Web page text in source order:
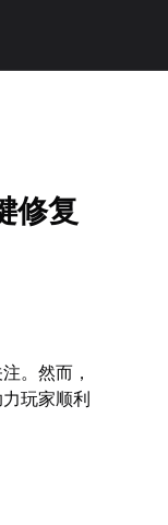
修复
。然而，
玩家顺利